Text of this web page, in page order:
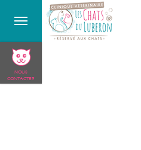
NOUS
CONTACTER